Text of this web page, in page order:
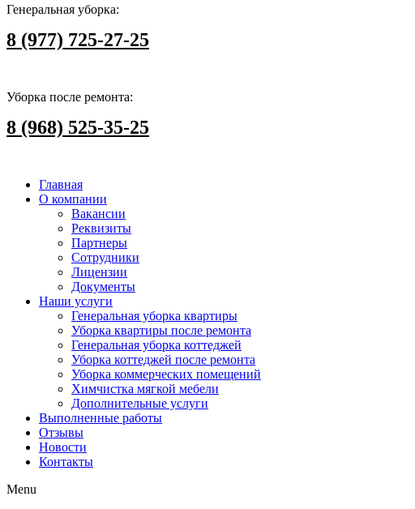
Генеральная уборка:
8 (977) 725-27-25
Уборка после ремонта:
8 (968) 525-35-25
Главная
О компании
Вакансии
Реквизиты
Партнеры
Сотрудники
Лицензии
Документы
Наши услуги
Генеральная уборка квартиры
Уборка квартиры после ремонта
Генеральная уборка коттеджей
Уборка коттеджей после ремонта
Уборка коммерческих помещений
Химчистка мягкой мебели
Дополнительные услуги
Выполненные работы
Отзывы
Новости
Контакты
Menu